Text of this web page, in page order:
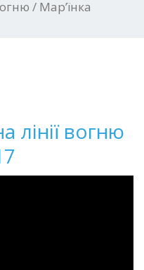
/ Мар’їнка
вогню